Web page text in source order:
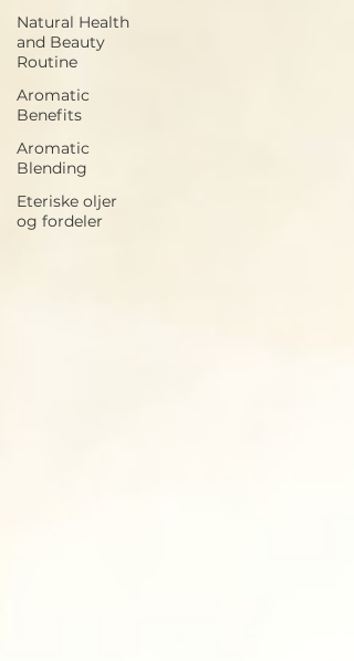
Natural Health
and Beauty
Routine
Aromatic
Benefits
Aromatic
Blending
Eteriske oljer
og fordeler